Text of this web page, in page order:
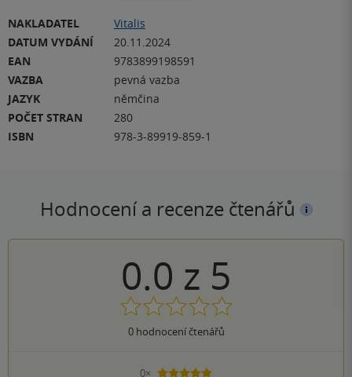
NAKLADATEL
Vitalis
DATUM VYDÁNÍ
20.11.2024
EAN
9783899198591
VAZBA
pevná vazba
JAZYK
němčina
POČET STRAN
280
ISBN
978-3-89919-859-1
Hodnocení a recenze čtenářů
0.0 z 5
0hodnocení čtenářů
0×